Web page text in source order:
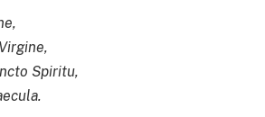
Spiritu,